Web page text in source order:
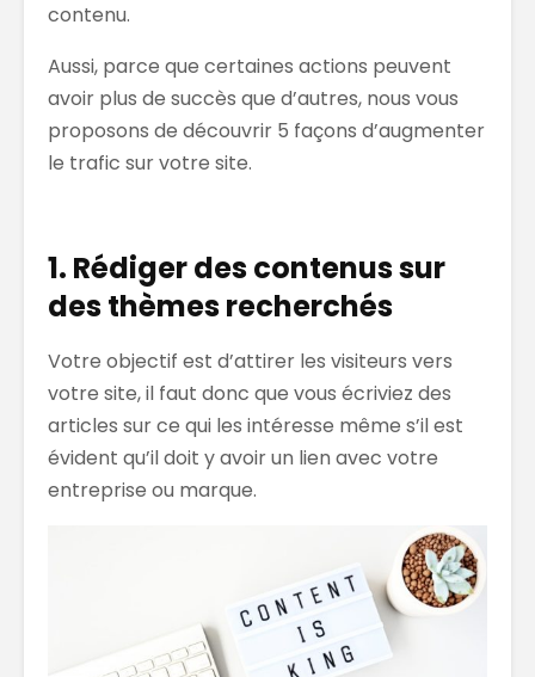
contenu.
Aussi, parce que certaines actions peuvent
avoir plus de succès que d’autres, nous vous
proposons de découvrir 5 façons d’augmenter
le trafic sur votre site.
1. Rédiger des contenus sur
des thèmes recherchés
Votre objectif est d’attirer les visiteurs vers
votre site, il faut donc que vous écriviez des
articles sur ce qui les intéresse même s’il est
évident qu’il doit y avoir un lien avec votre
entreprise ou marque.